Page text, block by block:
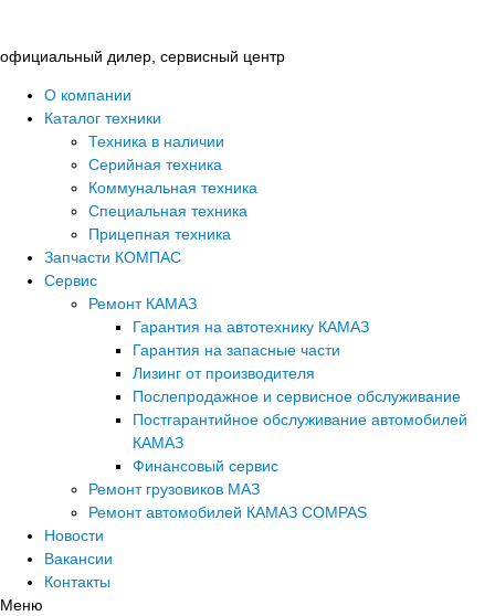
содержимому
официальный дилер, сервисный центр
О компании
Каталог техники
Техника в наличии
Серийная техника
Коммунальная техника
Специальная техника
Прицепная техника
Запчасти КОМПАС
Сервис
Ремонт КАМАЗ
Гарантия на автотехнику КАМАЗ
Гарантия на запасные части
Лизинг от производителя
Послепродажное и сервисное обслуживание
Постгарантийное обслуживание автомобилей
КАМАЗ
Финансовый сервис
Ремонт грузовиков МАЗ
Ремонт автомобилей КАМАЗ COMPAS
Новости
Вакансии
Контакты
Меню